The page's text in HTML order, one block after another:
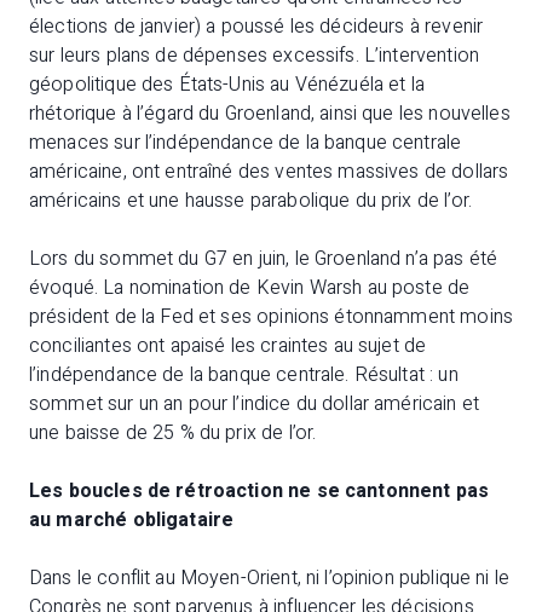
élections de janvier) a poussé les décideurs à revenir
sur leurs plans de dépenses excessifs. L’intervention
géopolitique des États-Unis au Vénézuéla et la
rhétorique à l’égard du Groenland, ainsi que les nouvelles
menaces sur l’indépendance de la banque centrale
américaine, ont entraîné des ventes massives de dollars
américains et une hausse parabolique du prix de l’or.
Lors du sommet du G7 en juin, le Groenland n’a pas été
évoqué. La nomination de Kevin Warsh au poste de
président de la Fed et ses opinions étonnamment moins
conciliantes ont apaisé les craintes au sujet de
l’indépendance de la banque centrale. Résultat : un
sommet sur un an pour l’indice du dollar américain et
une baisse de 25 % du prix de l’or.
Les boucles de rétroaction ne se cantonnent pas
au marché obligataire
Dans le conflit au Moyen-Orient, ni l’opinion publique ni le